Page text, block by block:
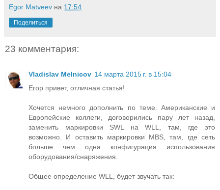
Egor Matveev на 17:54
Поделиться
23 комментария:
Vladislav Melnicov 14 марта 2015 г. в 15:04
Егор привет, отличная статья!
Хочется немного дополнить по теме. Американские и
Европейские коллеги, договорились пару лет назад,
заменить маркировки SWL на WLL, там, где это
возможно. И оставить маркировки MBS, там, где сеть
больше чем одна конфигурация использования
оборудования/снаряжения.
Общее определение WLL, будет звучать так: